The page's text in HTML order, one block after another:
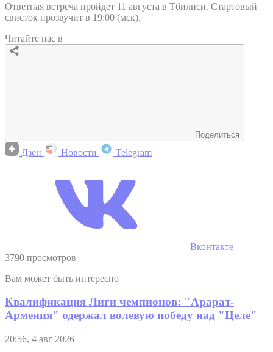
Ответная встреча пройдет 11 августа в Тбилиси. Стартовый
свисток прозвучит в 19:00 (мск).
Читайте нас в
Поделиться
Дзен Новости Telegram
Вконтакте
3790 просмотров
Вам может быть интересно
Квалификация Лиги чемпионов: "Арарат-
Армения" одержал волевую победу над "Целе"
20:56, 4 авг 2026